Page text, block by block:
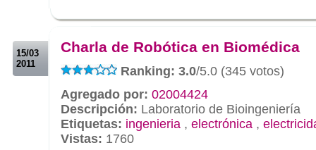
15/03
2011
Charla de Robótica en Biomédica
Ranking: 3.0/5.0 (345 votos)
Agregado por: 02004424
Descripción: Laboratorio de Bioingeniería
Etiquetas: ingenieria , electrónica ,
Vistas: 1760